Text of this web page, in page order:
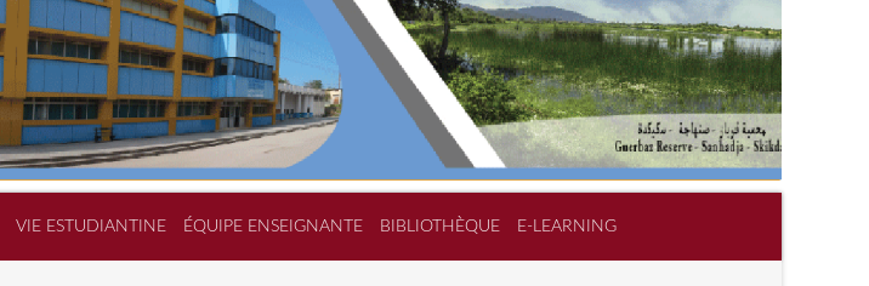
VIE ESTUDIANTINE ÉQUIPE ENSEIGNANTE BIBLIOTHÈQUE E-LEARNING